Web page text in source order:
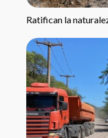
Ratifican la